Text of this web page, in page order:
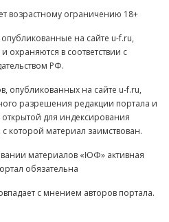
возрастному ограничению 18+
на сайте u-f.ru,
охраняются в соответствии с
РФ.
опубликованных на сайте u-f.ru,
разрешения редакции портала и
для индексирования
которой материал заимствован.
материалов «ЮФ» активная
обязательна
с мнением авторов портала.